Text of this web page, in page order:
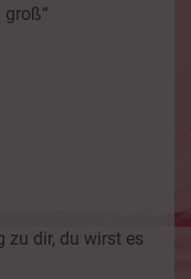
zu dir, du wirst es